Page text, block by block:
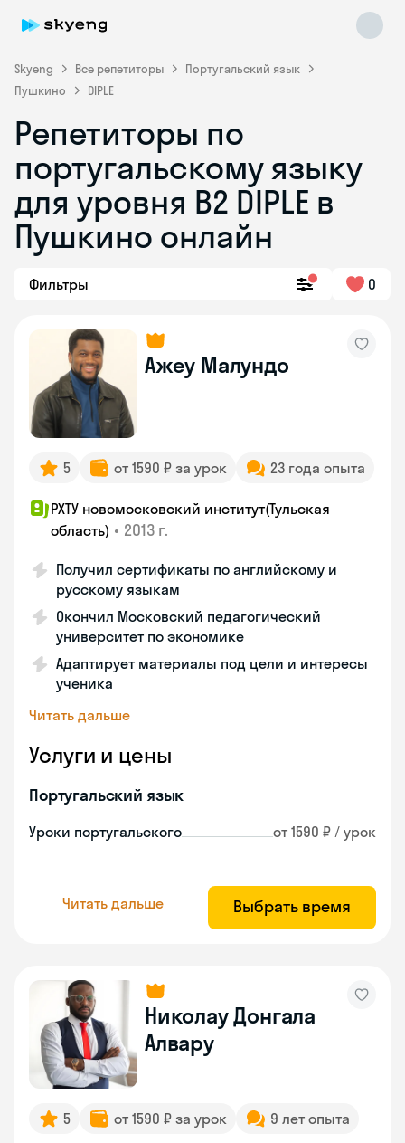
Skyeng Все репетиторы
Португальский язык
Пушкино
DIPLE
Репетиторы по
португальскому языку
для уровня B2 DIPLE в
Пушкино онлайн
Фильтры 0
Ажеу Малундо
5 от 1590 ₽ за урок 23 года опыта
РХТУ новомосковский институт(Тульская
область) • 2013 г.
Получил сертификаты по английскому и
русскому языкам
Окончил Московский педагогический
университет по экономике
Адаптирует материалы под цели и интересы
ученика
Читать дальше
Услуги и цены
Португальский язык
Уроки португальского от 1590 ₽ / урок
Читать дальше Выбрать время
Николау Донгала
Алвару
5 от 1590 ₽ за урок 9 лет опыта
Skyeng Chat
online